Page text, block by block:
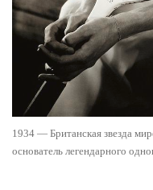
1934 — Британская звезда
основатель легендарного